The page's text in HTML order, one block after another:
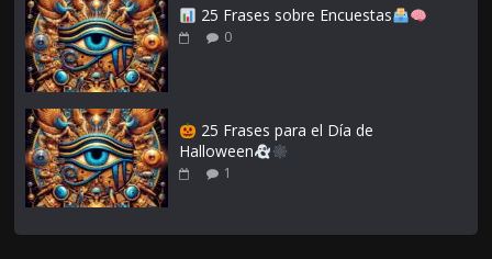
25 Frases sobre Encuestas
0
25 Frases para el Día de
Halloween
1